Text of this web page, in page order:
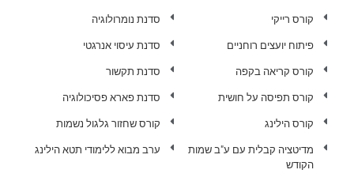
קורס רייקי
פיתוח יועצים רוחניים
קורס קריאה בקפה
קורס תפיסה על חושית
קורס הילינג
מדיטציה קבלית עם ע"ב שמות
הקודש
סדנת נומרולוגיה
סדנת עיסוי אנרגטי
סדנת תקשור
סדנת פארא פסיכולוגיה
קורס שחזור גלגול נשמות
ערב מבוא ללימודי תטא הילינג